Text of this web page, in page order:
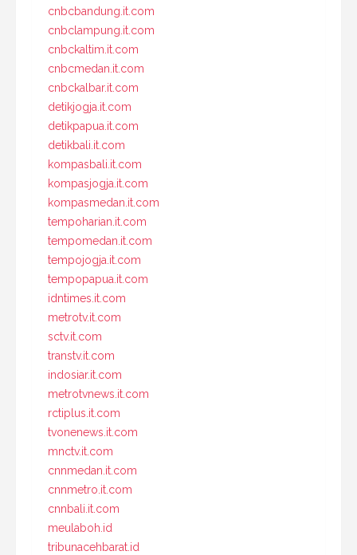
cnbcbandung.it.com
cnbclampung.it.com
cnbckaltim.it.com
cnbcmedan.it.com
cnbckalbar.it.com
detikjogja.it.com
detikpapua.it.com
detikbali.it.com
kompasbali.it.com
kompasjogja.it.com
kompasmedan.it.com
tempoharian.it.com
tempomedan.it.com
tempojogja.it.com
tempopapua.it.com
idntimes.it.com
metrotv.it.com
sctv.it.com
transtv.it.com
indosiar.it.com
metrotvnews.it.com
rctiplus.it.com
tvonenews.it.com
mnctv.it.com
cnnmedan.it.com
cnnmetro.it.com
cnnbali.it.com
meulaboh.id
tribunacehbarat.id